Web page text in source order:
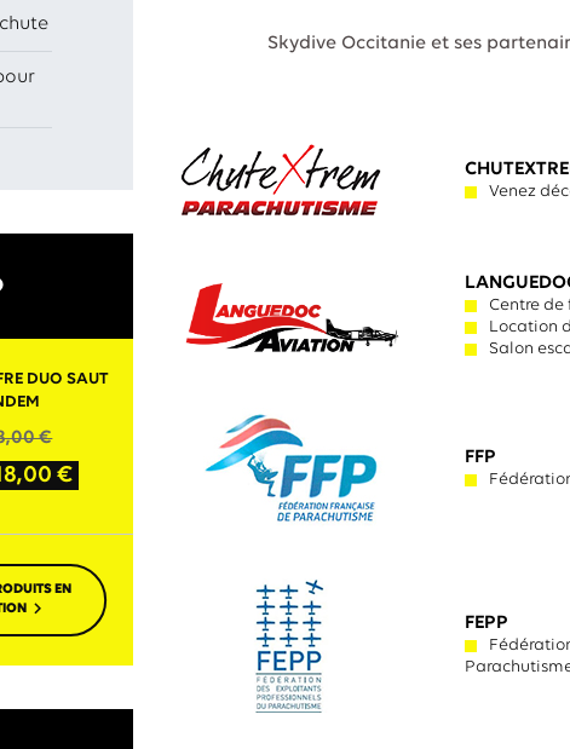
DUO SAUT
€PRIX
€
EN

Skydive Occitanie et ses
Venez
Centre
Location
Salon
FFP
FEPP